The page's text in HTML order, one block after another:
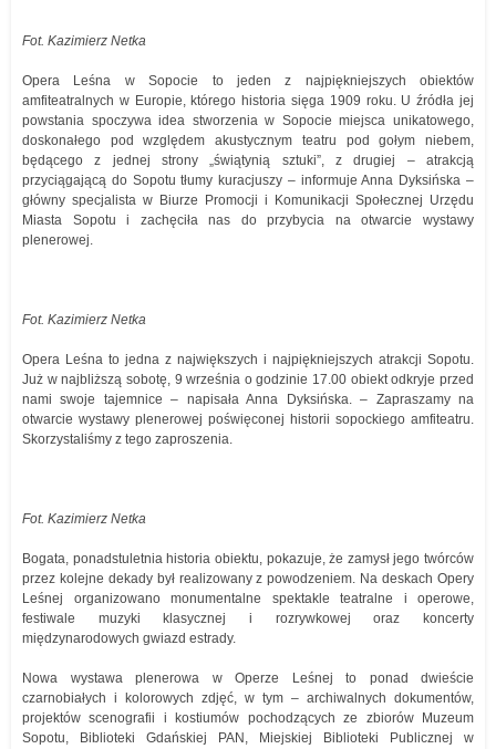
Fot. Kazimierz Netka
Opera Leśna w Sopocie to jeden z najpiękniejszych obiektów
amfiteatralnych w Europie, którego historia sięga 1909 roku. U źródła jej
powstania spoczywa idea stworzenia w Sopocie miejsca unikatowego,
doskonałego pod względem akustycznym teatru pod gołym niebem,
będącego z jednej strony „świątynią sztuki”, z drugiej – atrakcją
przyciągającą do Sopotu tłumy kuracjuszy – informuje Anna Dyksińska –
główny specjalista w Biurze Promocji i Komunikacji Społecznej Urzędu
Miasta Sopotu i zachęciła nas do przybycia na otwarcie wystawy
plenerowej.
Fot. Kazimierz Netka
Opera Leśna to jedna z największych i najpiękniejszych atrakcji Sopotu.
Już w najbliższą sobotę, 9 września o godzinie 17.00 obiekt odkryje przed
nami swoje tajemnice – napisała Anna Dyksińska. – Zapraszamy na
otwarcie wystawy plenerowej poświęconej historii sopockiego amfiteatru.
Skorzystaliśmy z tego zaproszenia.
Fot. Kazimierz Netka
Bogata, ponadstuletnia historia obiektu, pokazuje, że zamysł jego twórców
przez kolejne dekady był realizowany z powodzeniem. Na deskach Opery
Leśnej organizowano monumentalne spektakle teatralne i operowe,
festiwale muzyki klasycznej i rozrywkowej oraz koncerty
międzynarodowych gwiazd estrady.
Nowa wystawa plenerowa w Operze Leśnej to ponad dwieście
czarnobiałych i kolorowych zdjęć, w tym – archiwalnych dokumentów,
projektów scenografii i kostiumów pochodzących ze zbiorów Muzeum
Sopotu, Biblioteki Gdańskiej PAN, Miejskiej Biblioteki Publicznej w